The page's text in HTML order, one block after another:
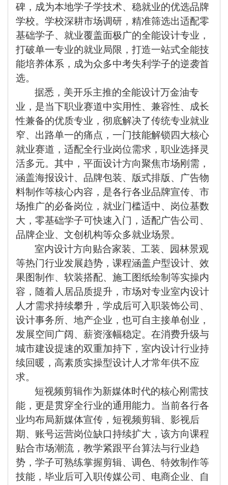
碑，成为本地学子学技术、稳就业的优选品牌
学校。学校深耕市场调研，精准筛选出适配零
基础学子、就业覆盖面极广的全能设计专业，
打破单一专业的就业局限，打造一站式全能技
能培养体系，成为众多中考失利学子的逆袭首
选。
据悉，美开乐主推的全能设计万金油专
业，是当下职业赛道中实用性、兼容性、成长
性兼备的优质专业，彻底解决了传统专业就业
窄、出路单一的痛点，一门技能解锁四大核心
就业赛道，适配全行业岗位需求，职业选择灵
活多元。其中，平面设计方向聚焦市场刚需，
涵盖海报设计、品牌包装、版式排版、广告物
料制作等核心内容，是各行各业品牌宣传、市
场推广的必备岗位，就业门槛适中、岗位基数
大，零基础学子可快速入门，适配广告公司、
品牌企业、文创机构等众多就业场景。
室内设计方向贴合家装、工装、园林景观
等热门行业发展趋势，课程涵盖户型设计、效
果图制作、软装搭配、施工图纸绘制等实操内
容，随着人居品质提升，市场对专业室内设计
人才需求持续攀升，学成后可入职装饰公司、
设计事务所、地产企业，也可自主接单创业，
发展空间广阔、薪资涨幅稳定。在消费升级与
城市建设提速的双重加持下，室内设计行业持
续回暖，高素质实操型设计人才常年供不应
求。
短视频剪辑作为新媒体时代的核心刚需技
能，更是贯穿全行业的通用能力。当前各行各
业均布局新媒体宣传，短视频剪辑、影视后
期、账号运营岗位缺口持续扩大，该方向课程
贴合市场潮流，教学紧跟平台算法与行业趋
势，学子可熟练掌握剪辑、调色、特效制作等
技能，毕业后可入职传媒公司、电商企业、自